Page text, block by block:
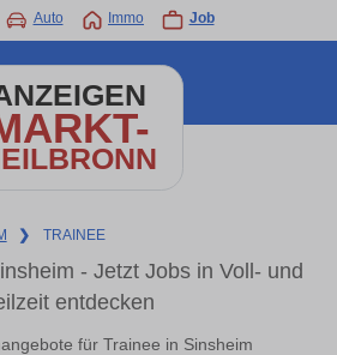
Auto Immo Job
❯ TRAINEE
- Jetzt Jobs in Voll- und
entdecken
für Trainee in Sinsheim